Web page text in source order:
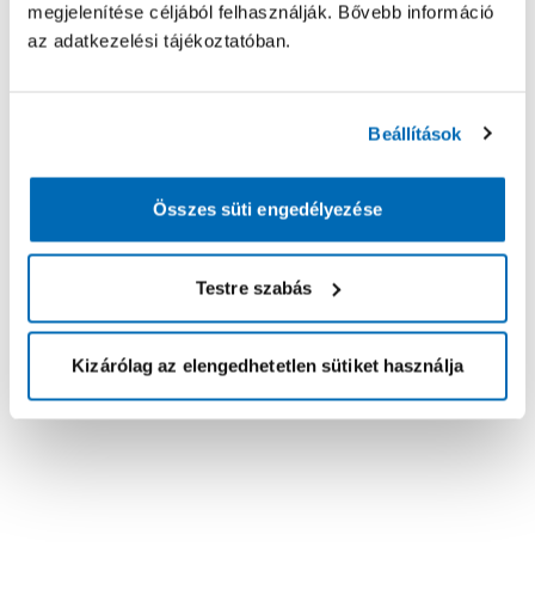
megjelenítése céljából felhasználják. Bővebb információ
az adatkezelési tájékoztatóban.
Beállítások
Összes süti engedélyezése
Testre szabás
Kizárólag az elengedhetetlen sütiket használja